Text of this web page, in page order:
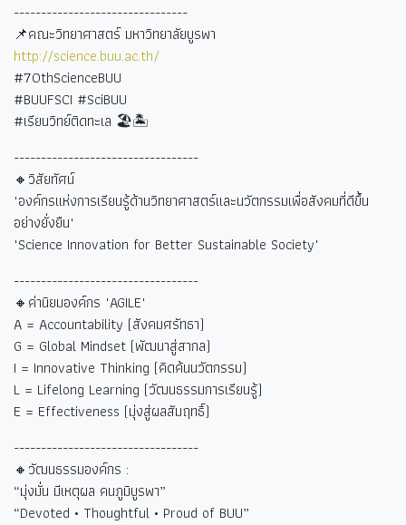
--------------------------------
📌คณะวิทยาศาสตร์ มหาวิทยาลัยบูรพา
http://science.buu.ac.th/
#70thScienceBUU
#BUUFSCI #SciBUU
#เรียนวิทย์ติดทะเล 🏖🏝
----------------------------------
🔸วิสัยทัศน์
"องค์กรแห่งการเรียนรู้ด้านวิทยาศาสตร์และนวัตกรรมเพื่อสังคมที่ดีขึ้น
อย่างยั่งยืน"
"Science Innovation for Better Sustainable Society"
----------------------------------
🔸ค่านิยมองค์กร "AGILE"
A = Accountability (สังคมศรัทธา)
G = Global Mindset (พัฒนาสู่สากล)
I = Innovative Thinking (คิดค้นนวัตกรรม)
L = Lifelong Learning (วัฒนธรรมการเรียนรู้)
E = Effectiveness (มุ่งสู่ผลสัมฤทธิ์)
----------------------------------
🔸วัฒนธรรมองค์กร :
“มุ่งมั่น มีเหตุผล คนภูมิบูรพา”
“Devoted • Thoughtful • Proud of BUU”